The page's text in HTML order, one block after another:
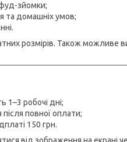
зйомки;
та домашніх умов;
розмірів. Також можливе
1–3 робочі дні;
повної оплати;
150 грн.